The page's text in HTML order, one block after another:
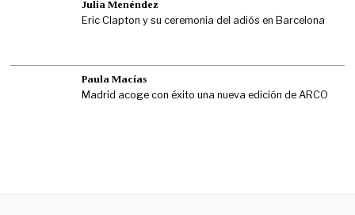
Julia Menéndez
Eric Clapton y su ceremonia del adiós en Barcelona
Paula Macías
Madrid acoge con éxito una nueva edición de ARCO